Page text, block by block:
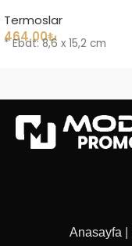
Termoslar
464.00₺
* Ebat: 8,6 x 15,2 cm
Anasayfa